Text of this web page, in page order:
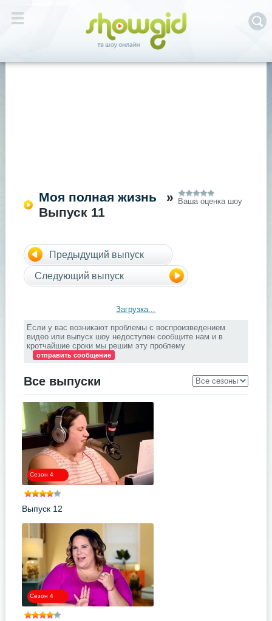
Моя полная жизнь
»
Выпуск 11
Ваша оценка шоу
Предыдущий выпуск
Следующий выпуск
Загрузка...
Если у вас возникают проблемы с воспроизведением
видео или выпуск шоу недоступен сообщите нам и в
кротчайшие сроки мы решим эту проблему
отправить сообщение
Все выпуски
Сезон 4
Выпуск 12
Сезон 4